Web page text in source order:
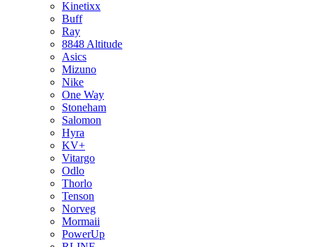
Kinetixx
Buff
Ray
8848 Altitude
Asics
Mizuno
Nike
One Way
Stoneham
Salomon
Hyra
KV+
Vitargo
Odlo
Thorlo
Tenson
Norveg
Mormaii
PowerUp